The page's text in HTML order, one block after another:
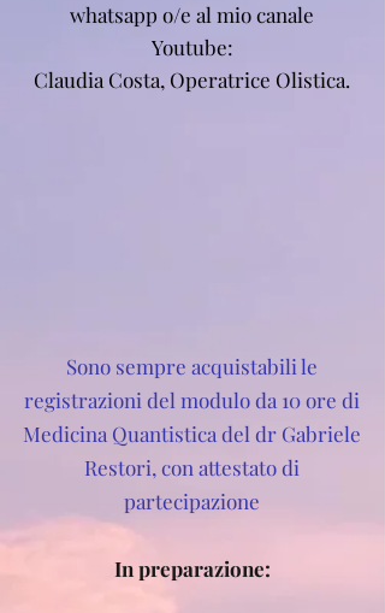
whatsapp o/e al mio canale
Youtube:
Claudia Costa, Operatrice Olistica.
Sono sempre acquistabili le
registrazioni del modulo da 10 ore di
Medicina Quantistica del dr Gabriele
Restori, con attestato di
partecipazione
In preparazione:​